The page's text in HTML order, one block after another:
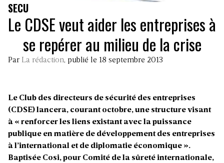
SECU
Le CDSE veut aider les entreprises à
se repérer au milieu de la crise
Par La rédaction, publié le 18 septembre 2013
Le Club des directeurs de sécurité des entreprises
(CDSE) lancera, courant octobre, une structure visant
à « renforcer les liens existant avec la puissance
publique en matière de développement des entreprises
à l’international et de diplomatie économique ».
Baptisée Cosi, pour Comité de la sûreté internationale,